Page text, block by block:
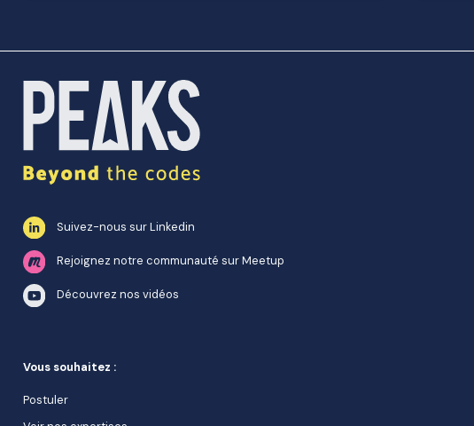
Suivez-nous sur Linkedin
Rejoignez notre communauté sur Meetup
Découvrez nos vidéos
Vous souhaitez :
Postuler